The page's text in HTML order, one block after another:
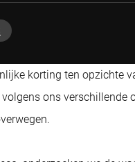
korting ten opzichte
ons verschillende